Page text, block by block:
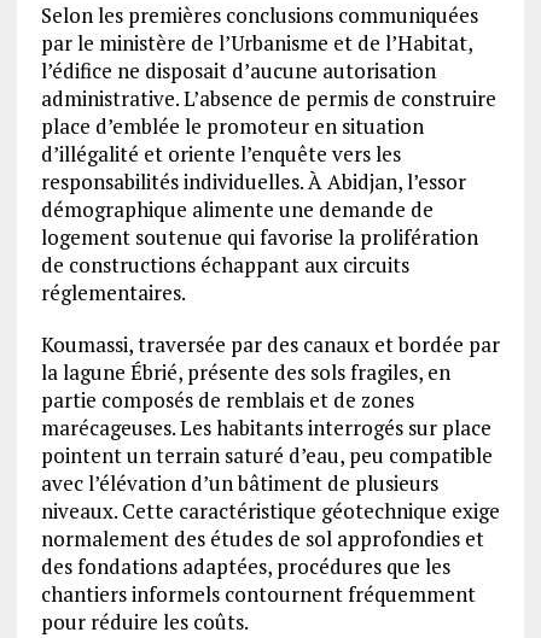
Selon les premières conclusions communiquées
par le ministère de l’Urbanisme et de l’Habitat,
l’édifice ne disposait d’aucune autorisation
administrative. L’absence de permis de construire
place d’emblée le promoteur en situation
d’illégalité et oriente l’enquête vers les
responsabilités individuelles. À Abidjan, l’essor
démographique alimente une demande de
logement soutenue qui favorise la prolifération
de constructions échappant aux circuits
réglementaires.
Koumassi, traversée par des canaux et bordée par
la lagune Ébrié, présente des sols fragiles, en
partie composés de remblais et de zones
marécageuses. Les habitants interrogés sur place
pointent un terrain saturé d’eau, peu compatible
avec l’élévation d’un bâtiment de plusieurs
niveaux. Cette caractéristique géotechnique exige
normalement des études de sol approfondies et
des fondations adaptées, procédures que les
chantiers informels contournent fréquemment
pour réduire les coûts.